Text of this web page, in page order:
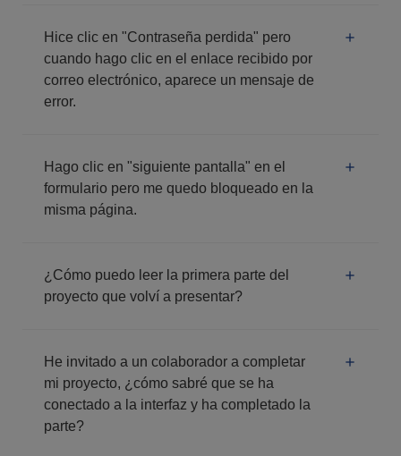
Hice clic en "Contraseña perdida" pero
cuando hago clic en el enlace recibido por
correo electrónico, aparece un mensaje de
error.
Hago clic en "siguiente pantalla" en el
formulario pero me quedo bloqueado en la
misma página.
¿Cómo puedo leer la primera parte del
proyecto que volví a presentar?
He invitado a un colaborador a completar
mi proyecto, ¿cómo sabré que se ha
conectado a la interfaz y ha completado la
parte?